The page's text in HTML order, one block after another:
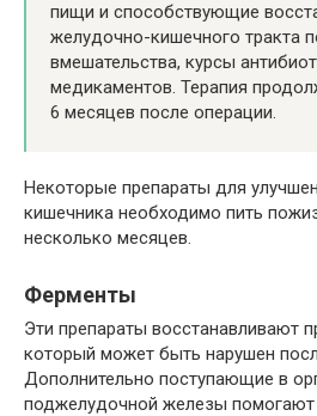
пищи и способствующие
желудочно-кишечного тракта
вмешательства, курсы
медикаментов. Терапия
6 месяцев после операции.
Некоторые препараты для
кишечника необходимо пить
несколько месяцев.
Ферменты
Эти препараты восстанавливают
который может быть нарушен
Дополнительно поступающие в
поджелудочной железы помогают